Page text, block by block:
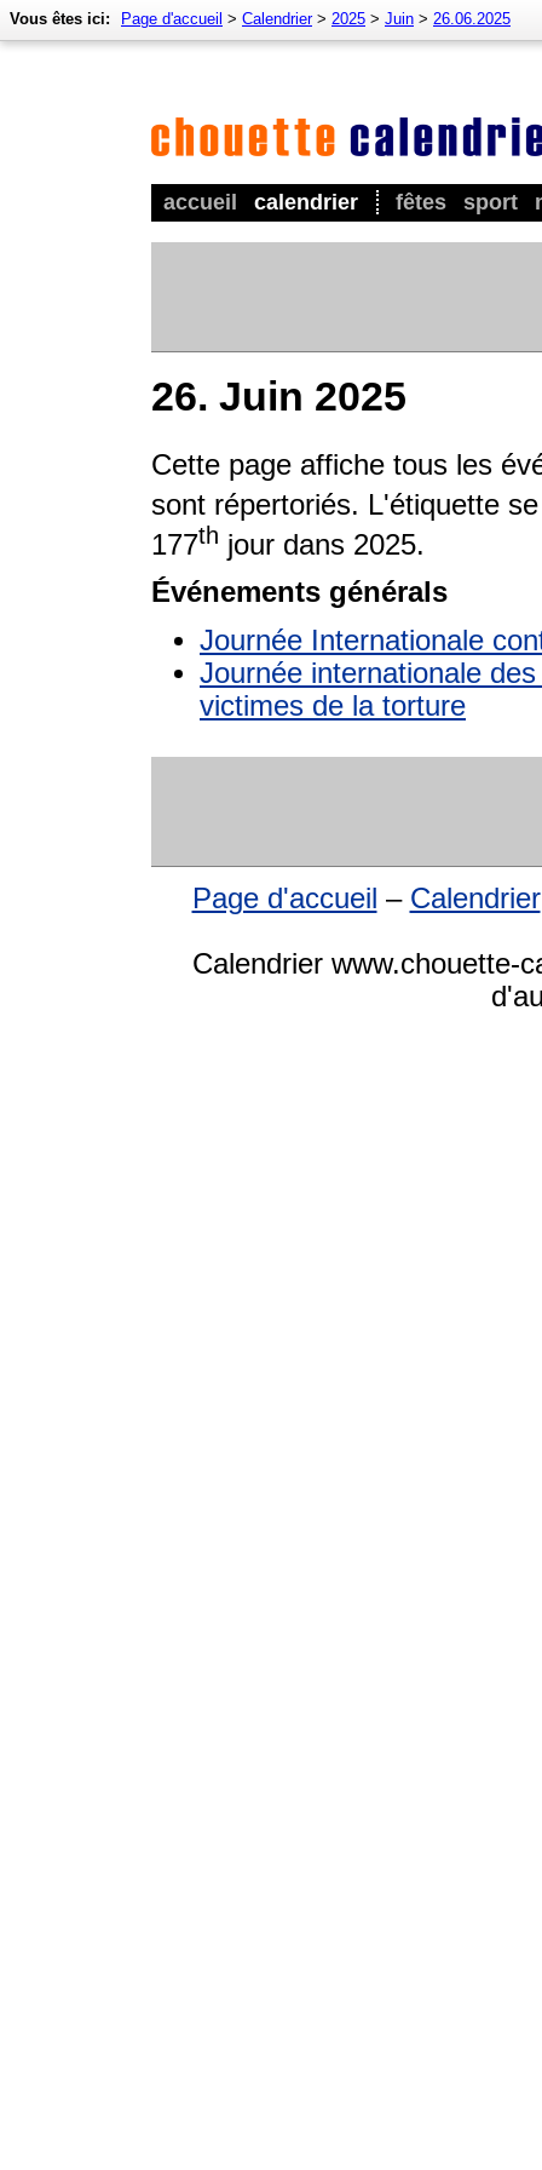
accueil calendrier fêtes sport
Vous êtes ici: Page d'accueil > Calendrier> 2025 > Juin > 26.06.2025
26. Juin 2025
Cette page affiche tous les
sont répertoriés. L'étiquette
177th jour dans 2025.
Événements générals
Journée Internationale
Journée internationale
victimes de la torture
Page d'accueil – Calendrier
Calendrier www.chouette-